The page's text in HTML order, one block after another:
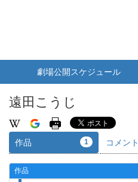
劇場公開スケジュール
遠田こうじ
作品 1 コメント
作品